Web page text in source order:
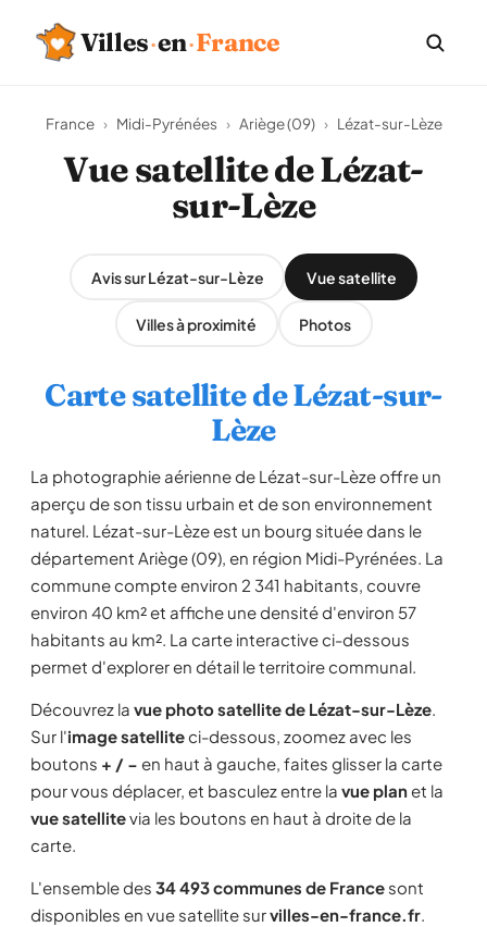
Villes·en·France
France › Midi-Pyrénées › Ariège (09) › Lézat-sur-Lèze
Vue satellite de Lézat-
sur-Lèze
Avis sur Lézat-sur-Lèze Vue satellite
Villes à proximité Photos
Carte satellite de Lézat-sur-
Lèze
La photographie aérienne de Lézat-sur-Lèze offre un
aperçu de son tissu urbain et de son environnement
naturel. Lézat-sur-Lèze est un bourg située dans le
département Ariège (09), en région Midi-Pyrénées. La
commune compte environ 2 341 habitants, couvre
environ 40 km² et affiche une densité d'environ 57
habitants au km². La carte interactive ci-dessous
permet d'explorer en détail le territoire communal.
Découvrez la vue photo satellite de Lézat-sur-Lèze.
Sur l'image satelliteci-dessous, zoomez avec les
boutons + / − en haut à gauche, faites glisser la carte
pour vous déplacer, et basculez entre la vue planet la
vue satellitevia les boutons en haut à droite de la
carte.
L'ensemble des 34 493 communes de France sont
disponibles en vue satellite survilles-en-france.fr.